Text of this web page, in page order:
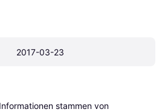
2017-03-23
stammen von